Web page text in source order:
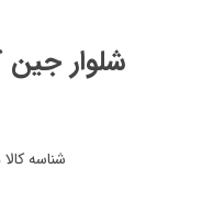
شلوار جین
شناسه کالا